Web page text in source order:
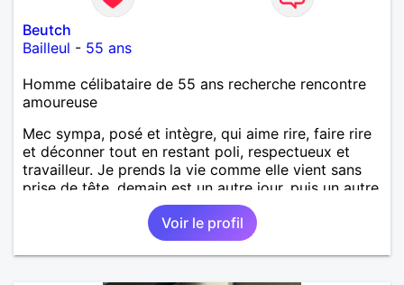
Beutch
Bailleul - 55 ans
Homme célibataire de 55 ans recherche rencontre
amoureuse
Mec sympa, posé et intègre, qui aime rire, faire rire
et déconner tout en restant poli, respectueux et
travailleur. Je prends la vie comme elle vient sans
prise de tête, demain est un autre jour, puis un autre
et encore un autre...qui espère au moins une
rencontre à minima, avec un coup de bol à moyen
terme, voire carrément le graal, une rencontre à
long terme si possible, j'ai bien dis "si possible", et
Voir le profil